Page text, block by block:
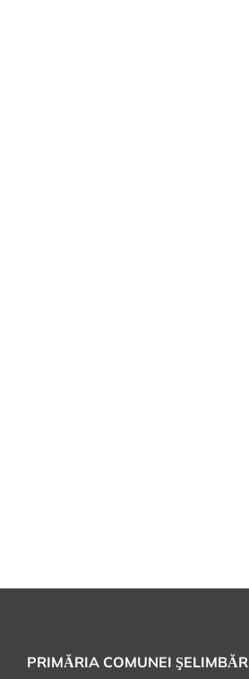
PRIMĂRIA COMUNEI ŞELIMBĂR